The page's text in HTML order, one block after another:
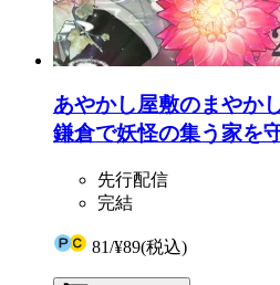
あやかし屋敷のまや
鎌倉で妖怪の集う家を
先行配信
完結
81/¥89(税込)